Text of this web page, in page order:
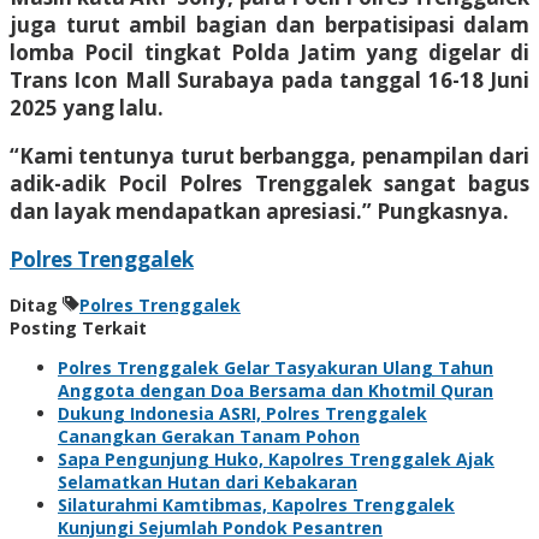
juga turut ambil bagian dan berpatisipasi dalam
lomba Pocil tingkat Polda Jatim yang digelar di
Trans Icon Mall Surabaya pada tanggal 16-18 Juni
2025 yang lalu.
“Kami tentunya turut berbangga, penampilan dari
adik-adik Pocil Polres Trenggalek sangat bagus
dan layak mendapatkan apresiasi.” Pungkasnya.
Polres Trenggalek
Ditag
Polres Trenggalek
Posting Terkait
Polres Trenggalek Gelar Tasyakuran Ulang Tahun
Anggota dengan Doa Bersama dan Khotmil Quran
Dukung Indonesia ASRI, Polres Trenggalek
Canangkan Gerakan Tanam Pohon
Sapa Pengunjung Huko, Kapolres Trenggalek Ajak
Selamatkan Hutan dari Kebakaran
Silaturahmi Kamtibmas, Kapolres Trenggalek
Kunjungi Sejumlah Pondok Pesantren